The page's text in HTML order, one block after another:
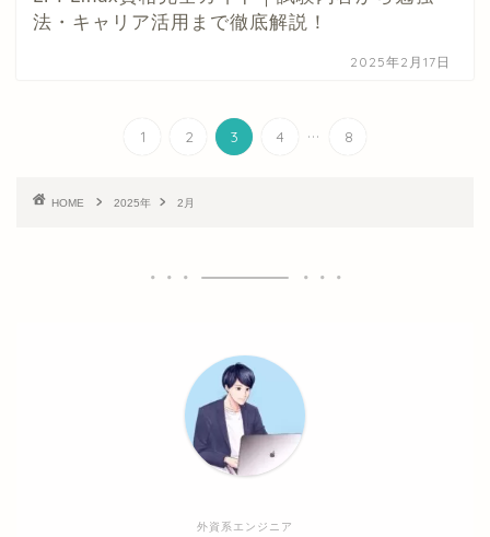
法・キャリア活用まで徹底解説！
2025年2月17日
1 2 3 4 ... 8
HOME 2025年 2月
外資系エンジニア